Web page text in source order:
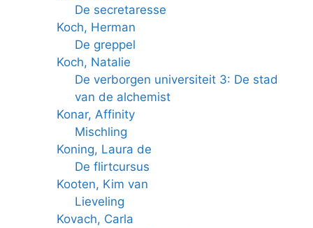
De secretaresse
Koch, Herman
De greppel
Koch, Natalie
De verborgen universiteit 3: De stad
van de alchemist
Konar, Affinity
Mischling
Koning, Laura de
De flirtcursus
Kooten, Kim van
Lieveling
Kovach, Carla